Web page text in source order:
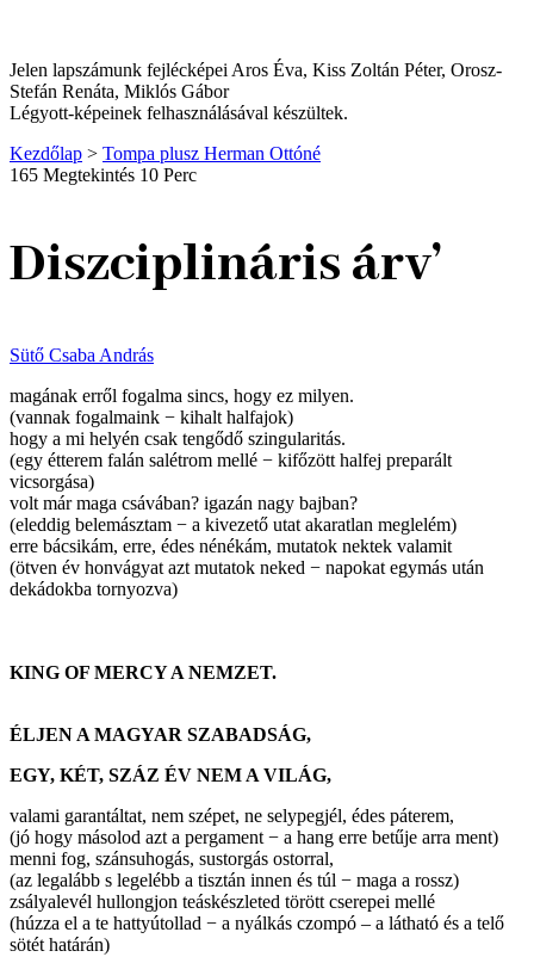
Jelen lapszámunk fejlécképei Aros Éva, Kiss Zoltán Péter, Orosz-
Stefán Renáta, Miklós Gábor
Légyott-képeinek felhasználásával készültek.
Kezdőlap > Tompa plusz Herman Ottóné
165 Megtekintés 10 Perc
Diszciplináris árv’
Sütő Csaba András
magának erről fogalma sincs, hogy ez milyen.
(vannak fogalmaink − kihalt halfajok)
hogy a mi helyén csak tengődő szingularitás.
(egy étterem falán salétrom mellé − kifőzött halfej preparált
vicsorgása)
volt már maga csávában? igazán nagy bajban?
(eleddig belemásztam − a kivezető utat akaratlan meglelém)
erre bácsikám, erre, édes nénékám, mutatok nektek valamit
(ötven év honvágyat azt mutatok neked − napokat egymás után
dekádokba tornyozva)
KING OF MERCY A NEMZET.
ÉLJEN A MAGYAR SZABADSÁG,
EGY, KÉT, SZÁZ ÉV NEM A VILÁG,
valami garantáltat, nem szépet, ne selypegjél, édes páterem,
(jó hogy másolod azt a pergament − a hang erre betűje arra ment)
menni fog, szánsuhogás, sustorgás ostorral,
(az legalább s legelébb a tisztán innen és túl − maga a rossz)
zsályalevél hullongjon teáskészleted törött cserepei mellé
(húzza el a te hattyútollad − a nyálkás czompó – a látható és a telő
sötét határán)